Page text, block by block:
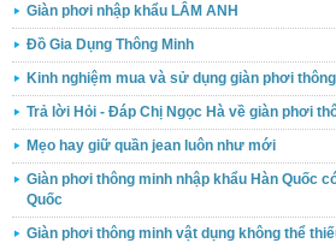
Giàn phơi nhập khẩu LÂM ANH
Đồ Gia Dụng Thông Minh
Kinh nghiệm mua và sử dụng giàn phơi
Trả lời Hỏi - Đáp Chị Ngọc Hà về giàn phơi
Mẹo hay giữ quần jean luôn như mới
Giàn phơi thông minh nhập khẩu Hàn Quốc
Quốc
Giàn phơi thông minh vật dụng không thể